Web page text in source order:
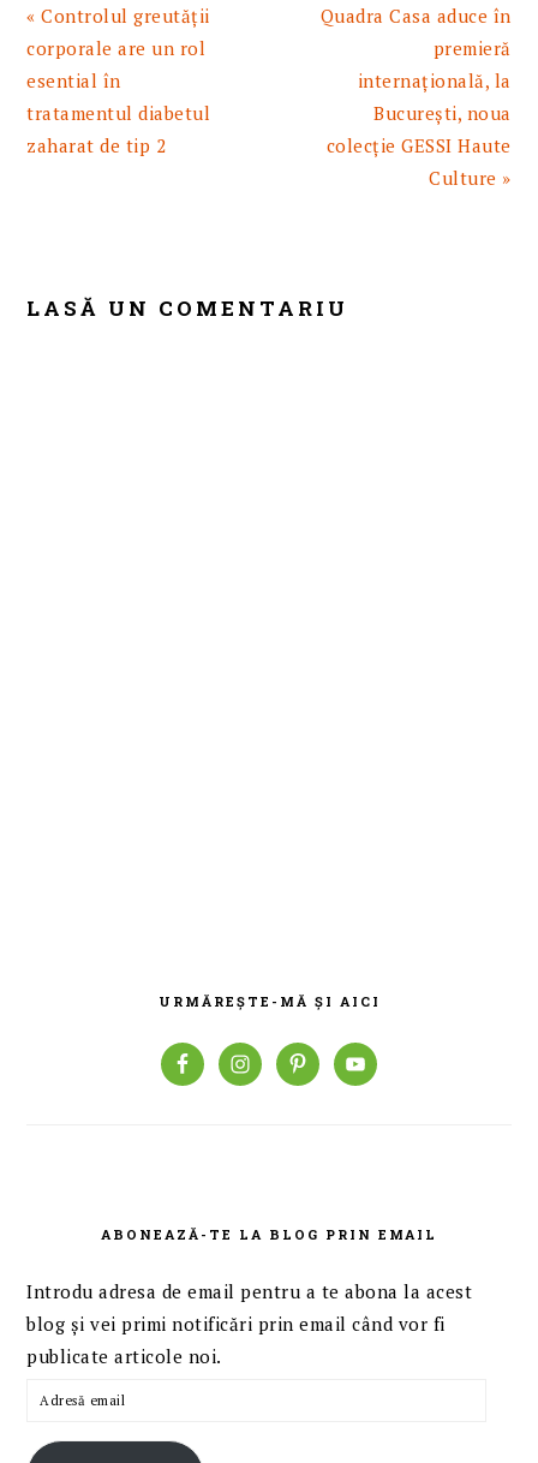
campaniei de toamnă
TOMMY HILFIGER,
alături de familia ei,
prezintă esența stării de
a fi împreună și…
Articol
anterior:
« Controlul greutății
corporale are un rol
esential în
tratamentul diabetul
zaharat de tip 2
Articolul
Quadra Casa aduce în
premieră
internațională, la
București, noua
colecție GESSI Haute
Culture »
INTERACTIONS
LASĂ UN COMENTARIU
URMĂREȘTE-MĂ ȘI AICI
ABONEAZĂ-TE LA BLOG PRIN EMAIL
Introdu adresa de email pentru a te abona la acest
blog și vei primi notificări prin email când vor fi
publicate articole noi.
Adresă